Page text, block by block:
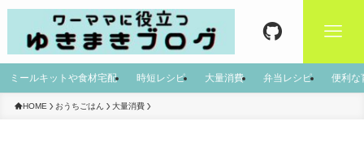
ミールキットや食材宅配 時短レシピ 大量消費 弁当レシピ 便利な
HOME おうちごはん 大量消費